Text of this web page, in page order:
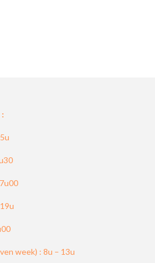
week) : 8u – 13u